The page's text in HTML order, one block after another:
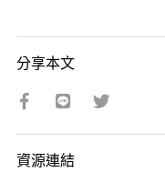
分享本文
資源連結